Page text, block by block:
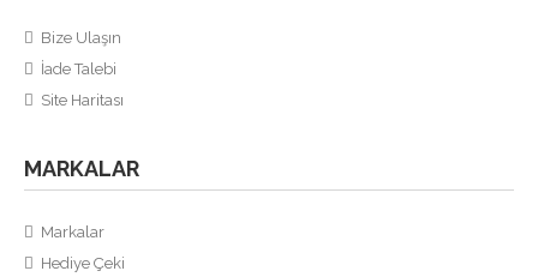
Bize Ulaşın
İade Talebi
Site Haritası
MARKALAR
Markalar
Hediye Çeki